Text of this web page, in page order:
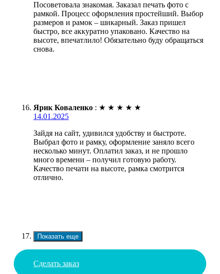
Посоветовала знакомая. Заказал печать фото с
рамкой. Процесс оформления простейший. Выбор
размеров и рамок – шикарный. Заказ пришел
быстро, все аккуратно упаковано. Качество на
высоте, впечатлило! Обязательно буду обращаться
снова.
Ярик Коваленко : ★ ★ ★ ★ ★
14.01.2025
Зайдя на сайт, удивился удобству и быстроте.
Выбрал фото и рамку, оформление заняло всего
несколько минут. Оплатил заказ, и не прошло
много времени – получил готовую работу.
Качество печати на высоте, рамка смотрится
отлично.
Показать еще
Сделать заказ